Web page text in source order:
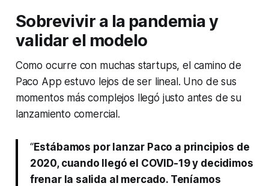
Sobrevivir a la pandemia y
validar el modelo
Como ocurre con muchas startups, el camino de
Paco App estuvo lejos de ser lineal. Uno de sus
momentos más complejos llegó justo antes de su
lanzamiento comercial.
“Estábamos por lanzar Paco a principios de
2020, cuando llegó el COVID-19 y decidimos
frenar la salida al mercado. Teníamos